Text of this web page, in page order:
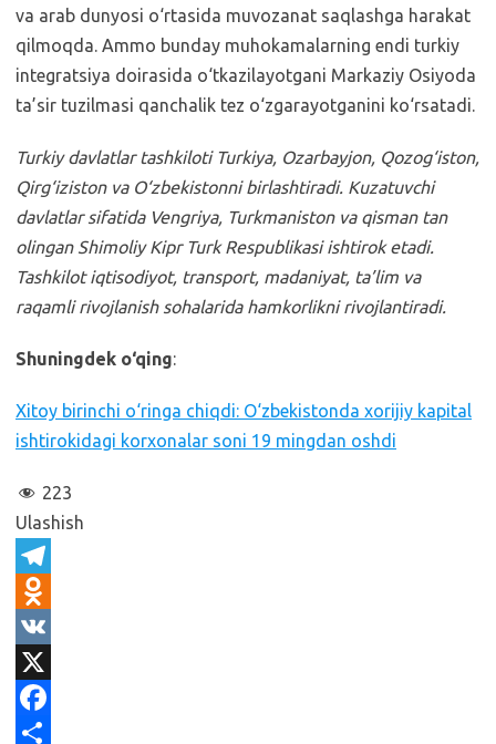
va arab dunyosi o‘rtasida muvozanat saqlashga harakat
qilmoqda. Ammo bunday muhokamalarning endi turkiy
integratsiya doirasida o‘tkazilayotgani Markaziy Osiyoda
ta’sir tuzilmasi qanchalik tez o‘zgarayotganini ko‘rsatadi.
Turkiy davlatlar tashkiloti Turkiya, Ozarbayjon, Qozog‘iston,
Qirg‘iziston va O‘zbekistonni birlashtiradi. Kuzatuvchi
davlatlar sifatida Vengriya, Turkmaniston va qisman tan
olingan Shimoliy Kipr Turk Respublikasi ishtirok etadi.
Tashkilot iqtisodiyot, transport, madaniyat, ta’lim va
raqamli rivojlanish sohalarida hamkorlikni rivojlantiradi.
Shuningdek o‘qing:
Xitoy birinchi o‘ringa chiqdi: O‘zbekistonda xorijiy kapital
ishtirokidagi korxonalar soni 19 mingdan oshdi
223
Ulashish
T
e
e
g
O
d
n
o
V
KX
F